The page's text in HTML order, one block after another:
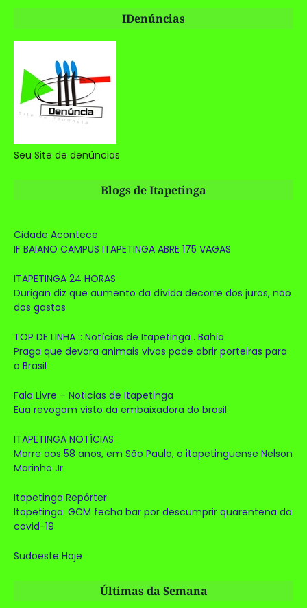
IDenúncias
Seu Site de denúncias
Blogs de Itapetinga
Cidade Acontece
IF BAIANO CAMPUS ITAPETINGA ABRE 175 VAGAS
ITAPETINGA 24 HORAS
Durigan diz que aumento da dívida decorre dos juros, não
dos gastos
TOP DE LINHA :: Notícias de Itapetinga . Bahia
Praga que devora animais vivos pode abrir porteiras para
o Brasil
Fala Livre – Noticias de Itapetinga
Eua revogam visto da embaixadora do brasil
ITAPETINGA NOTÍCIAS
Morre aos 58 anos, em São Paulo, o itapetinguense Nelson
Marinho Jr.
Itapetinga Repórter
Itapetinga: GCM fecha bar por descumprir quarentena da
covid-19
Sudoeste Hoje
Últimas da Semana